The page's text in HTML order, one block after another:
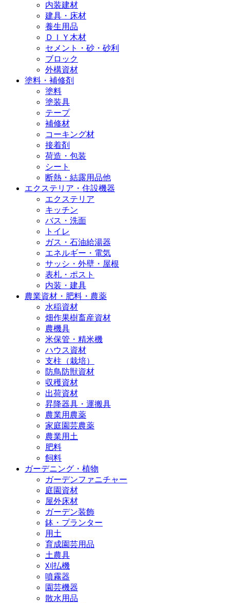
内装建材
建具・床材
養生用品
ＤＩＹ木材
セメント・砂・砂利
ブロック
外構資材
塗料・補修剤
塗料
塗装具
テープ
補修材
コーキング材
接着剤
荷造・包装
シート
断熱・結露用品他
エクステリア・住設機器
エクステリア
キッチン
バス・洗面
トイレ
ガス・石油給湯器
エネルギー・電気
サッシ・外壁・屋根
表札・ポスト
内装・建具
農業資材・肥料・農薬
水稲資材
畑作果樹畜産資材
農機具
米保管・精米機
ハウス資材
支柱（栽培）
防鳥防獣資材
収穫資材
出荷資材
昇降器具・運搬具
農業用農薬
家庭園芸農薬
農業用土
肥料
飼料
ガーデニング・植物
ガーデンファニチャー
庭園資材
屋外床材
ガーデン装飾
鉢・プランター
用土
育成園芸用品
土農具
刈払機
噴霧器
園芸機器
散水用品